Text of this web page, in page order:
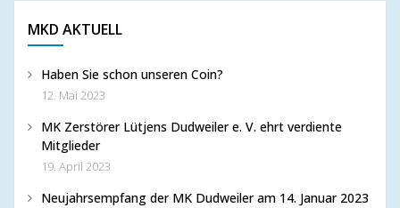
MKD AKTUELL
Haben Sie schon unseren Coin?
12. Mai 2023
MK Zerstörer Lütjens Dudweiler e. V. ehrt verdiente
Mitglieder
19. April 2023
Neujahrsempfang der MK Dudweiler am 14. Januar 2023